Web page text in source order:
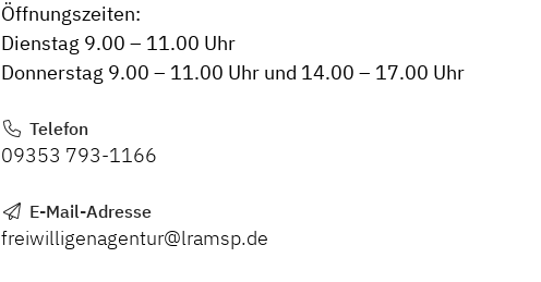
Öffnungszeiten:
Dienstag 9.00 – 11.00 Uhr
Donnerstag 9.00 – 11.00 Uhr und 14.00 – 17.00 Uhr
Telefon
09353 793-1166
E-Mail-Adresse
freiwilligenagentur@lramsp.de